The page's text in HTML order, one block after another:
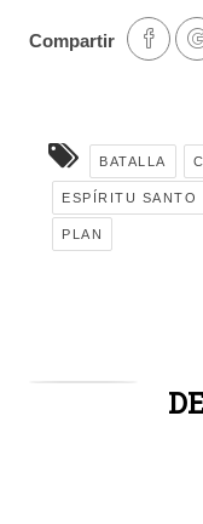
Compartir
BATALLA
ESPÍRITU SANTO
PLAN